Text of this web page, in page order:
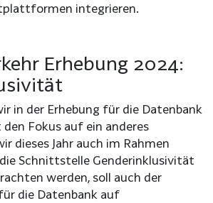
integrieren.
Erhebung 2024:
in der Erhebung für die Datenbank
Fokus auf ein anderes
dieses Jahr auch im Rahmen
Schnittstelle Genderinklusivität
werden, soll auch der
die Datenbank auf